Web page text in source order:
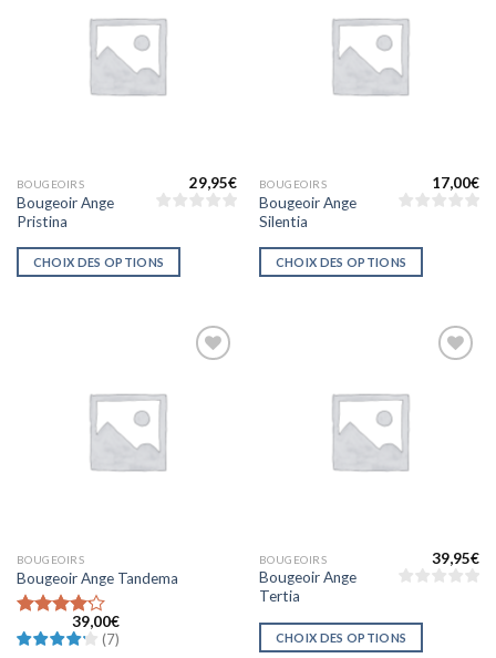
BOUGEOIRS
Bougeoir Ange
Pristina
29,95€
CHOIX DES OPTIONS
BOUGEOIRS
Bougeoir Ange
Silentia
17,00€
CHOIX DES OPTIONS
BOUGEOIRS
Bougeoir Ange Tandema
Note4.14
sur 5
39,00€
(7)
BOUGEOIRS
Bougeoir Ange
Tertia
39,95€
CHOIX DES OPTIONS